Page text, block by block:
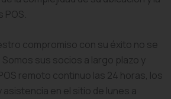
POS.
compromiso con su éxito no se
Somos sus socios a largo plazo y
remoto continuo las 24 horas, los
asistencia en el sitio de lunes a